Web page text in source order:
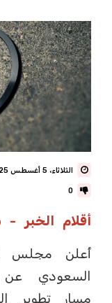
الثلاثاء، 5 أغسطس 2025، 4:59 م
0
أقلام الخبر
أعلن مجلس
السعودي
مسار تطوير